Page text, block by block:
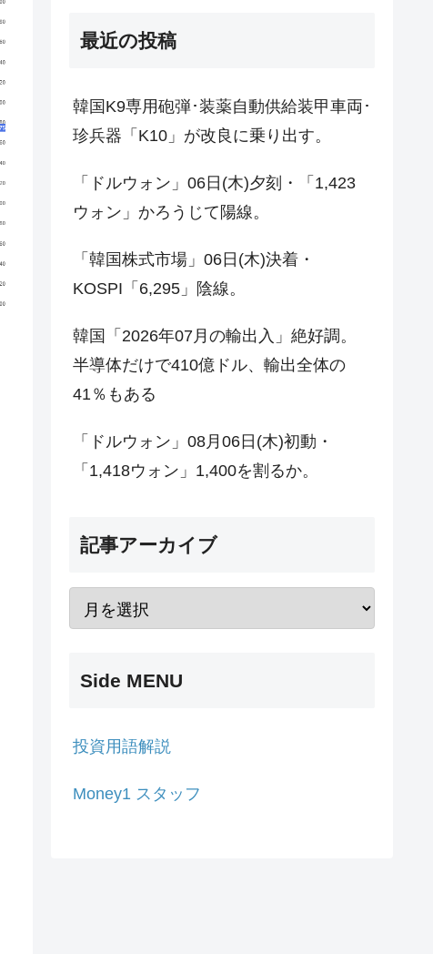
最近の投稿
韓国K9専用砲弾･装薬自動供給装甲車両･
珍兵器「K10」が改良に乗り出す。
「ドルウォン」06日(木)夕刻・「1,423
ウォン」かろうじて陽線。
「韓国株式市場」06日(木)決着・
KOSPI「6,295」陰線。
韓国「2026年07月の輸出入」絶好調。
半導体だけで410億ドル、輸出全体の
41％もある
「ドルウォン」08月06日(木)初動・
「1,418ウォン」1,400を割るか。
記事アーカイブ
Side MENU
投資用語解説
Money1 スタッフ